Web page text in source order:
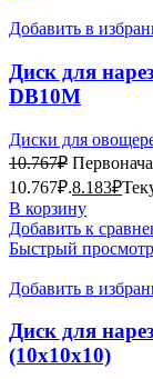
Добавить в
Диск для
DB10M
Диски для
10.767₽
10.767₽.8.183₽
В корзину
Добавить к
Быстрый просмотр
Добавить в
Диск для
(10x10x10)